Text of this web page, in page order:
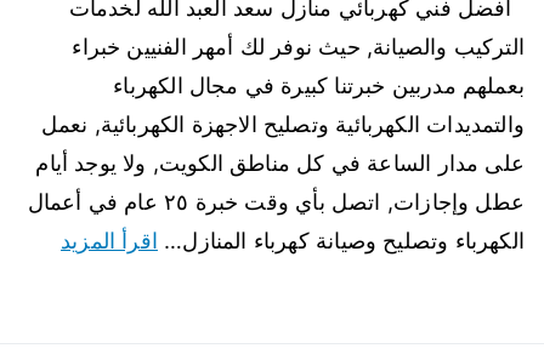
أفضل فني كهربائي منازل سعد العبد الله لخدمات
التركيب والصيانة, حيث نوفر لك أمهر الفنيين خبراء
بعملهم مدربين خبرتنا كبيرة في مجال الكهرباء
والتمديدات الكهربائية وتصليح الاجهزة الكهربائية, نعمل
على مدار الساعة في كل مناطق الكويت, ولا يوجد أيام
عطل وإجازات, اتصل بأي وقت خبرة ٢٥ عام في أعمال
الكهرباء وتصليح وصيانة كهرباء المنازل… اقرأ المزيد